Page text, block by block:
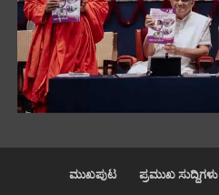
ಮುಖಪುಟ ಪ್ರಮುಖ ಸುದ್ದಿಗಳು